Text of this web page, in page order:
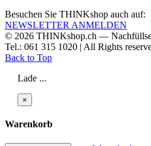
Besuchen Sie THINKshop auch auf:
NEWSLETTER ANMELDEN
© 2026 THINKshop.ch —
Tel.: 061 315 1020 | All Rights
Back to Top
Lade ...
×
Warenkorb